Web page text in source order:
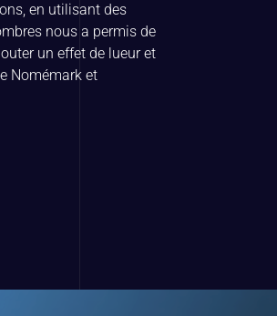
en utilisant des
nous a permis de
un effet de lueur et
Nomémark et